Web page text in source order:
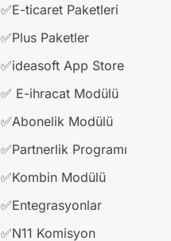
✅E-ticaret Paketleri
✅Plus Paketler
✅ideasoft App Store
✅ E-ihracat Modülü
✅Abonelik Modülü
✅Partnerlik Programı
✅Kombin Modülü
✅Entegrasyonlar
✅N11 Komisyon